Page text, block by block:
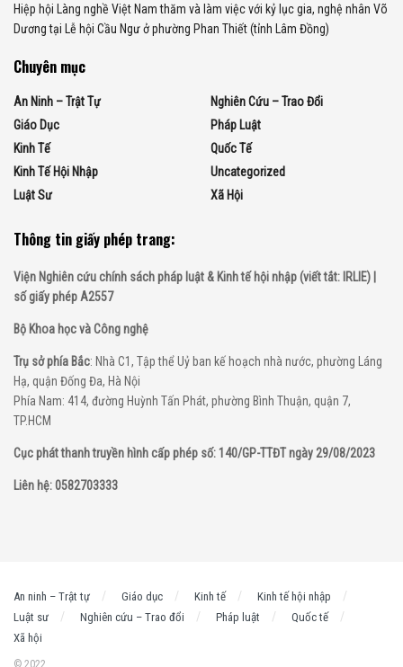
Hiệp hội Làng nghề Việt Nam thăm và làm việc với kỷ lục gia, nghệ nhân Võ
Dương tại Lễ hội Cầu Ngư ở phường Phan Thiết (tỉnh Lâm Đồng)
Chuyên mục
An Ninh – Trật Tự
Giáo Dục
Kinh Tế
Kinh Tế Hội Nhập
Luật Sư
Nghiên Cứu – Trao Đổi
Pháp Luật
Quốc Tế
Uncategorized
Xã Hội
Thông tin giấy phép trang:
Viện Nghiên cứu chính sách pháp luật & Kinh tế hội nhập (viết tắt: IRLIE) |
số giấy phép A2557
Bộ Khoa học và Công nghệ
Trụ sở phía Bắc: Nhà C1, Tập thể Uỷ ban kế hoạch nhà nước, phường Láng
Hạ, quận Đống Đa, Hà Nội
Phía Nam: 414, đường Huỳnh Tấn Phát, phường Bình Thuận, quận 7,
TP.HCM
Cục phát thanh truyền hình cấp phép số: 140/GP-TTĐT ngày 29/08/2023
Liên hệ: 0582703333
An ninh – Trật tự Giáo dục Kinh tế
Kinh tế hội nhập
Luật sư
Nghiên cứu – Trao đổi Pháp luật
Quốc tế
Xã hội
© 2022